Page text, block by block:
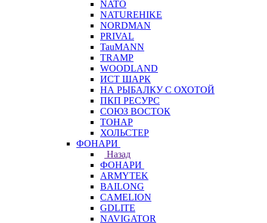
NATO
NATUREHIKE
NORDMAN
PRIVAL
TauMANN
TRAMP
WOODLAND
ИСТ ШАРК
НА РЫБАЛКУ С ОХОТОЙ
ПКП РЕСУРС
СОЮЗ ВОСТОК
ТОНАР
ХОЛЬСТЕР
ФОНАРИ
Назад
ФОНАРИ
ARMYTEK
BAILONG
CAMELION
GDLITE
NAVIGATOR